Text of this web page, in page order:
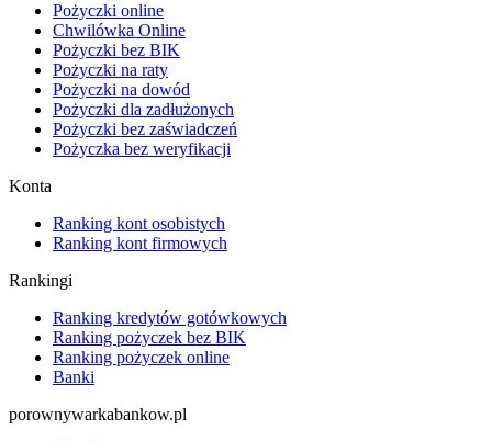
Pożyczki online
Chwilówka Online
Pożyczki bez BIK
Pożyczki na raty
Pożyczki na dowód
Pożyczki dla zadłużonych
Pożyczki bez zaświadczeń
Pożyczka bez weryfikacji
Konta
Ranking kont osobistych
Ranking kont firmowych
Rankingi
Ranking kredytów gotówkowych
Ranking pożyczek bez BIK
Ranking pożyczek online
Banki
porownywarkabankow.pl